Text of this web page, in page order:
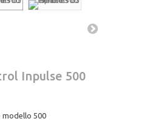
Inpulse 500
modello 500